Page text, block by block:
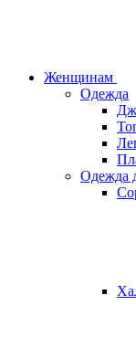
Женщинам
Одежда
Одежда